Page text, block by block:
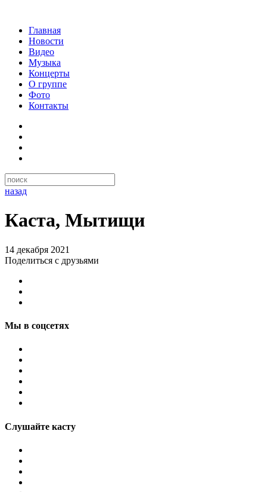
Главная
Новости
Видео
Музыка
Концерты
О группе
Фото
Контакты
назад
Каста, Мытищи
14 декабря 2021
Поделиться с друзьями
Мы в соцсетях
Слушайте касту